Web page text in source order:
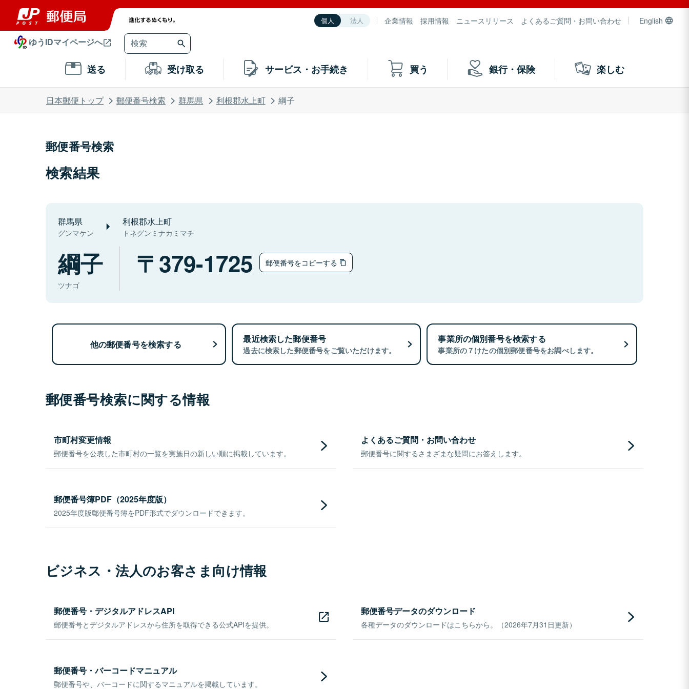
個人 法人 企業情報 採用情報 ニュースリリース よくあるご質問・お問い合わせ English
ゆうIDマイページへ
送る 受け取る サービス・お手続き 買う 銀行・保険 楽しむ
日本郵便トップ 郵便番号検索 群馬県 利根郡水上町 綱子
郵便番号検索
検索結果
群馬県
グンマケン
利根郡水上町
トネグンミナカミマチ
綱子
ツナゴ
379-1725 郵便番号をコピーする
他の郵便番号を検索する 最近検索した郵便番号
過去に検索した郵便番号をご覧いただけます。
事業所の個別番号を検索する
事業所の７けたの個別郵便番号をお調べします。
郵便番号検索に関する情報
市町村変更情報
郵便番号を公表した市町村の一覧を実施日の新しい順に掲載しています。
よくあるご質問・お問い合わせ
郵便番号に関するさまざまな疑問にお答えします。
郵便番号簿PDF（2025年度版）
2025年度版郵便番号簿をPDF形式でダウンロードできます。
ビジネス・法人のお客さま向け情報
郵便番号・デジタルアドレスAPI
郵便番号とデジタルアドレスから住所を取得できる公式APIを提供。
郵便番号データのダウンロード
各種データのダウンロードはこちらから。（2026年7月31日更新）
郵便番号・バーコードマニュアル
郵便番号や、バーコードに関するマニュアルを掲載しています。